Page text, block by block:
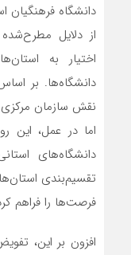
دانشگاه فرهنگیان
از دلایل
اختیار به
دانشگاه‌ها. بر
نقش سازمان
اما در عمل، این
دانشگاه‌های
تقسیم‌بندی استان‌ها
فرصت‌ها را فراهم
افزون بر این،